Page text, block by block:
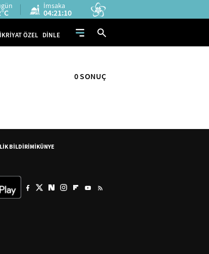
İmsaka
04:21:10
ÖZEL DİNLE
0 SONUÇ
BİLDİRİMİKÜNYE